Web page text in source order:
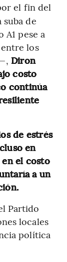
el fin del
de
pese a
los
Diron
costo
continúa
de estrés
en
en el costo
a un
Partido
locales
política